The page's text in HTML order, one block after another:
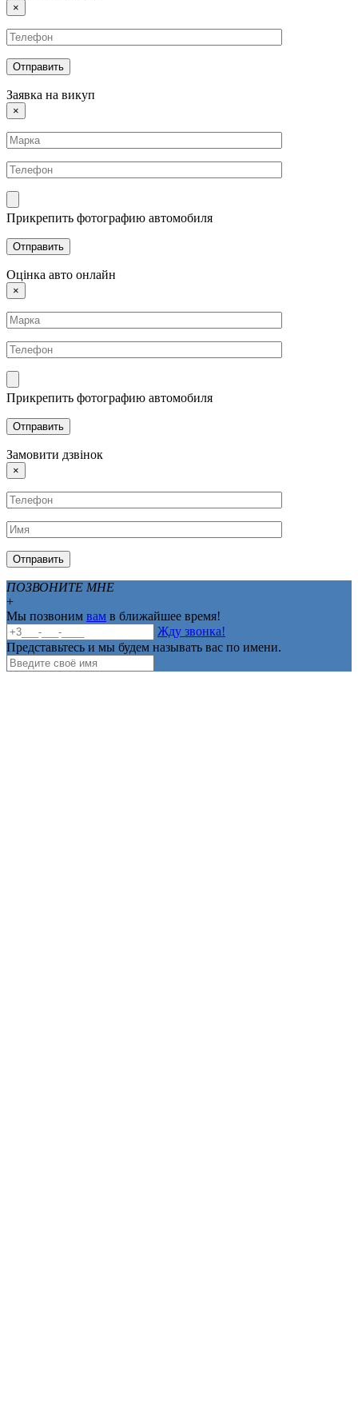
×
Заявка на викуп
×
Прикрепить фотографию автомобиля
Оцінка авто онлайн
×
Прикрепить фотографию автомобиля
Замовити дзвінок
×
ПОЗВОНИТЕ МНЕ
+
Мы позвоним вам в ближайшее время!
Жду звонка!
Представьтесь и мы будем называть вас по имени.